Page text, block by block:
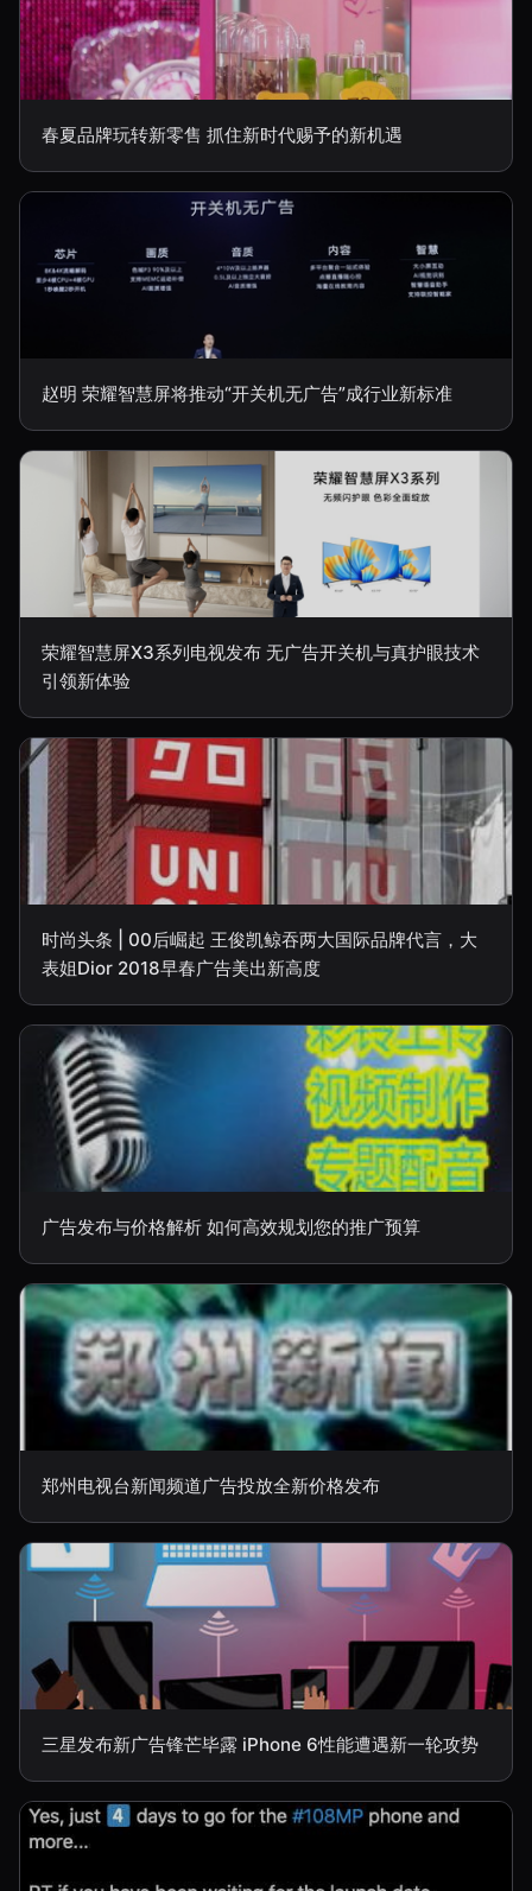
春夏品牌玩转新零售 抓住新时代赐予的新机遇
赵明 荣耀智慧屏将推动“开关机无广告”成行业新标准
荣耀智慧屏X3系列电视发布 无广告开关机与真护眼技术
引领新体验
时尚头条 | 00后崛起 王俊凯鲸吞两大国际品牌代言，大
表姐Dior 2018早春广告美出新高度
广告发布与价格解析 如何高效规划您的推广预算
郑州电视台新闻频道广告投放全新价格发布
三星发布新广告锋芒毕露 iPhone 6性能遭遇新一轮攻势